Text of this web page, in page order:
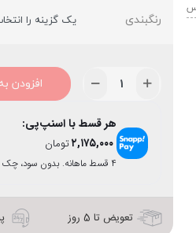
رنگبندی
افزودن
هر قسط با اسنپ‌پی:
۲,۱۷۵,۰۰۰تومان
۴ قسط ماهانه. بدون سود، چک و ضامن.
تعویض تا 5 روز